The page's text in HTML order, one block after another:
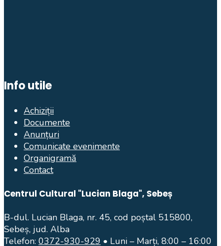
Info utile
Achiziții
Documente
Anunțuri
Comunicate evenimente
Organigramă
Contact
Centrul Cultural "Lucian Blaga", Sebeș
B-dul. Lucian Blaga, nr. 45, cod poștal 515800,
Sebeș, jud. Alba
Telefon: 0372-930-929 • Luni – Marți, 8:00 – 16:00